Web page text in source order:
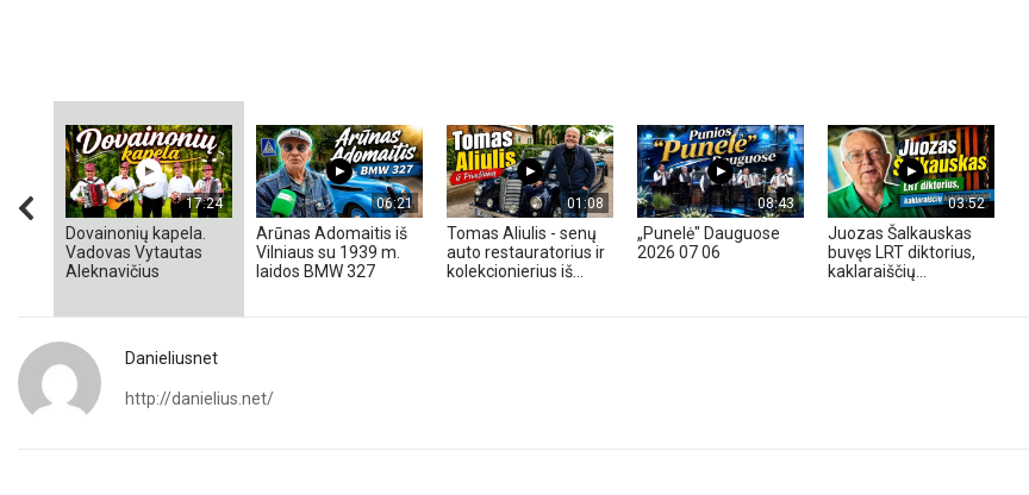
17:24
Dovainonių kapela.
Vadovas Vytautas
Aleknavičius
06:21
Arūnas Adomaitis iš
Vilniaus su 1939 m.
laidos BMW 327
01:08
Tomas Aliulis - senų
auto restauratorius ir
kolekcionierius iš...
08:43
„Punelė" Dauguose
2026 07 06
03:52
Juozas Šalkauskas
buvęs LRT diktorius,
kaklaraiščių...
Danieliusnet
http://danielius.net/